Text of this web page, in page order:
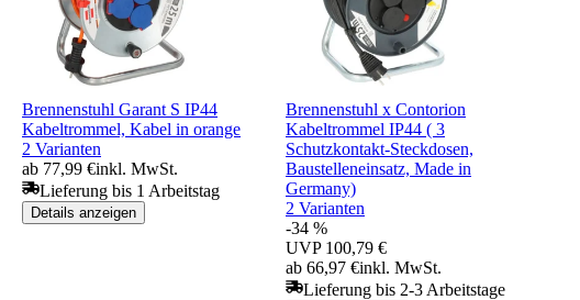
Brennenstuhl Garant S IP44
Kabeltrommel, Kabel in orange
2 Varianten
ab 77,99 €inkl. MwSt.
Lieferung bis 1 Arbeitstag
Details anzeigen
Brennenstuhl x Contorion
Kabeltrommel IP44 ( 3
Schutzkontakt-Steckdosen,
Baustelleneinsatz, Made in
Germany)
2 Varianten
-34 %
UVP 100,79 €
ab 66,97 €inkl. MwSt.
Lieferung bis 2-3 Arbeitstage